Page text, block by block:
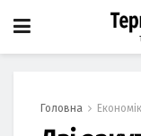
Головна